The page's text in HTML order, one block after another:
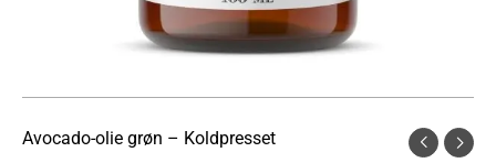
Avocado-olie grøn – Koldpresset